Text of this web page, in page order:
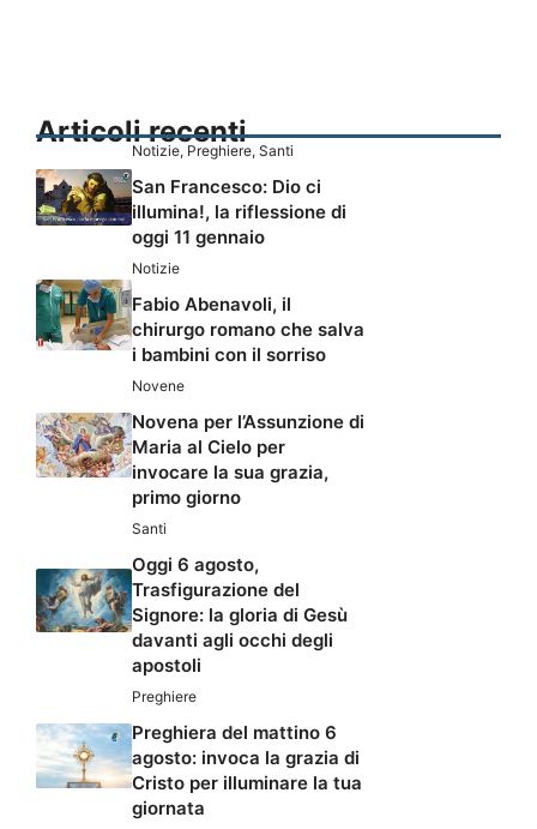
Articoli recenti
Notizie, Preghiere, Santi
San Francesco: Dio ci
illumina!, la riflessione di
oggi 11 gennaio
Notizie
Fabio Abenavoli, il
chirurgo romano che salva
i bambini con il sorriso
Novene
Novena per l’Assunzione di
Maria al Cielo per
invocare la sua grazia,
primo giorno
Santi
Oggi 6 agosto,
Trasfigurazione del
Signore: la gloria di Gesù
davanti agli occhi degli
apostoli
Preghiere
Preghiera del mattino 6
agosto: invoca la grazia di
Cristo per illuminare la tua
giornata